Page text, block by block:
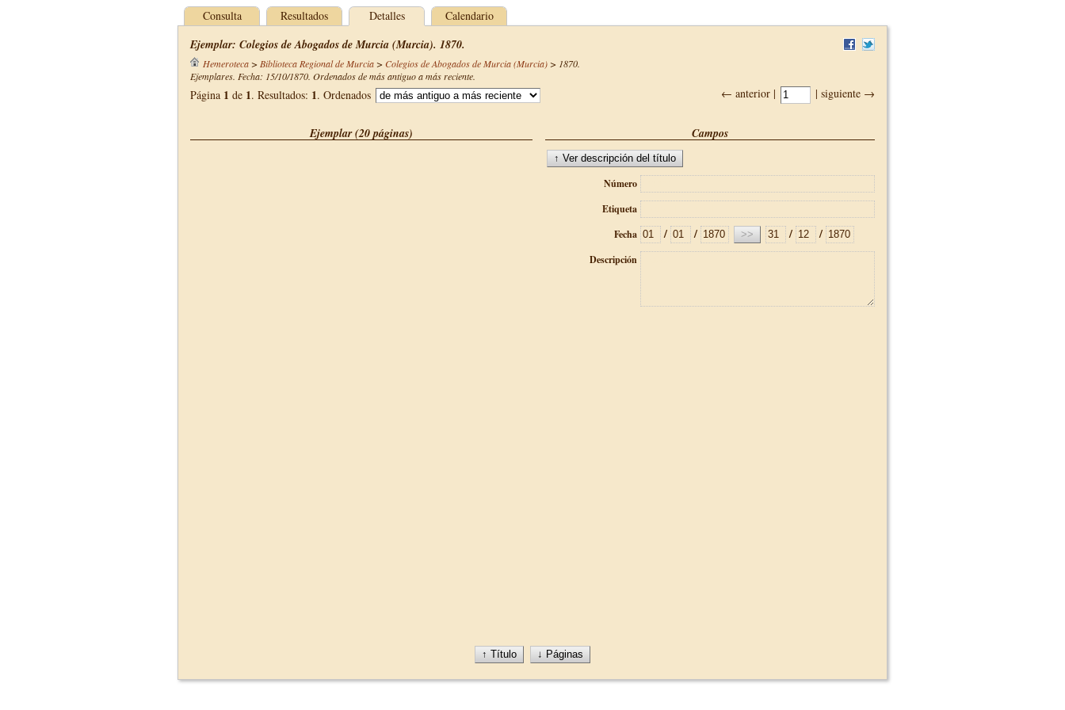
Consulta Resultados Detalles Calendario
Ejemplar: Colegios de Abogados de Murcia (Murcia). 1870.
Hemeroteca> Biblioteca Regional de Murcia> Colegios de Abogados de Murcia (Murcia)> 1870.
Ejemplares. Fecha: 15/10/1870. Ordenados de más antiguo a más reciente.
← anterior | | siguiente →
Página 1 de 1. Resultados: 1. Ordenados
Ejemplar (20 páginas) Campos
Número
Etiqueta
Fecha
/ / / /
Descripción